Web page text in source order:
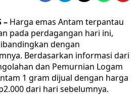
– Harga emas Antam terpantau
pada perdagangan hari ini,
dengan
Berdasarkan informasi dari
dan Pemurnian Logam
1 gram dijual dengan harga
dari hari sebelumnya.